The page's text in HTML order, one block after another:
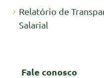
Relatório de
Salarial
Fale conosco